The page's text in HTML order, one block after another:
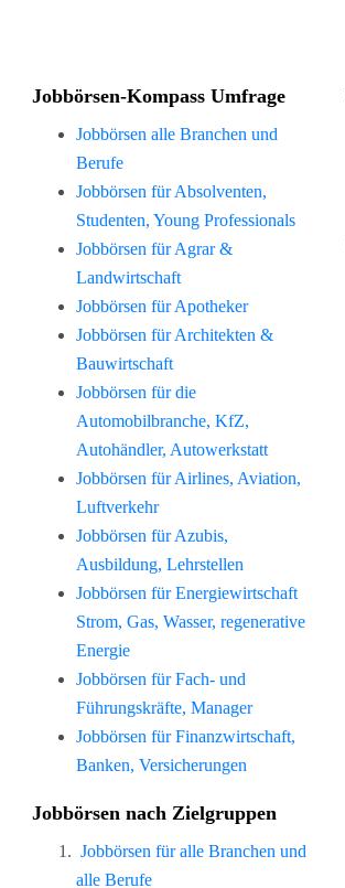
Jobbörsen-Kompass Umfrage
Jobbörsen alle Branchen und
Berufe
Jobbörsen für Absolventen,
Studenten, Young Professionals
Jobbörsen für Agrar &
Landwirtschaft
Jobbörsen für Apotheker
Jobbörsen für Architekten &
Bauwirtschaft
Jobbörsen für die
Automobilbranche, KfZ,
Autohändler, Autowerkstatt
Jobbörsen für Airlines, Aviation,
Luftverkehr
Jobbörsen für Azubis,
Ausbildung, Lehrstellen
Jobbörsen für Energiewirtschaft
Strom, Gas, Wasser, regenerative
Energie
Jobbörsen für Fach- und
Führungskräfte, Manager
Jobbörsen für Finanzwirtschaft,
Banken, Versicherungen
Jobbörsen nach Zielgruppen
Jobbörsen für alle Branchen und
alle Berufe